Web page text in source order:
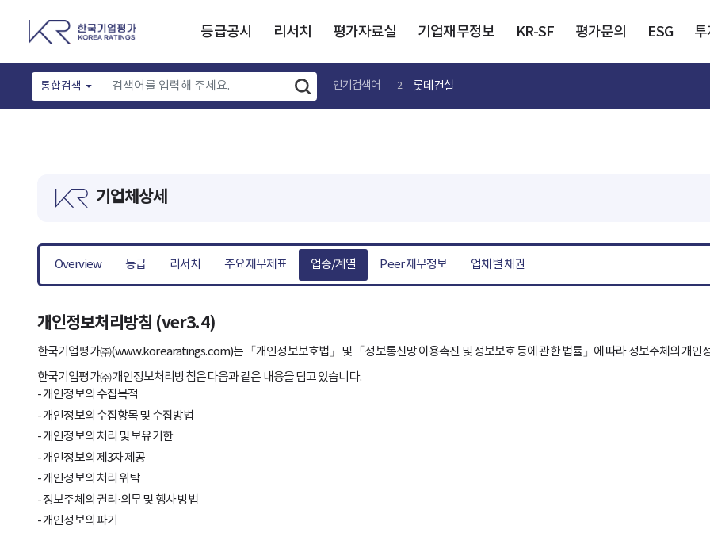
등급공시 리서치 평가자료실 기업재무정보 KR-SF 평가문의 ESG
통합검색 인기검색어 3 한화솔루션
기업체상세
Overview 등급 리서치 주요재무제표 업종/계열 Peer 재무정보 업체별 채권
개인정보처리방침 (ver3.4)
한국기업평가㈜(www.korearatings.com)는 「개인정보보호법」 및 「정보통신망 이용촉진 및 정보보호 등에 관한 법률」에 따라 정보주체의 개인
한국기업평가㈜ 개인정보처리방침은 다음과 같은 내용을 담고 있습니다.
개인정보의 수집목적
개인정보의 수집항목 및 수집방법
개인정보의 처리 및 보유기한
개인정보의 제3자 제공
개인정보의 처리 위탁
정보주체의 권리·의무 및 행사 방법
개인정보의 파기